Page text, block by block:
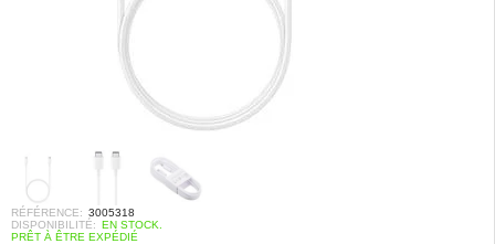
RÉFÉRENCE: 3005318
DISPONIBILITÉ: EN STOCK.
PRÊT À ÊTRE EXPÉDIÉ